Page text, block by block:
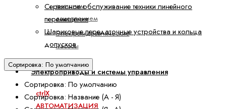
внешним
зацеплением
Электрогидравлические
насосы
Электроприводы и системы управления
ctrlX
АВТОМАТИЗАЦИЯ
Сервисное обслуживание техники линейного
перемещения
Шариковые передаточные устройства и кольца
допусков
Сортировка: По умолчанию
Сортировка: По умолчанию
Сортировка: Название (А - Я)